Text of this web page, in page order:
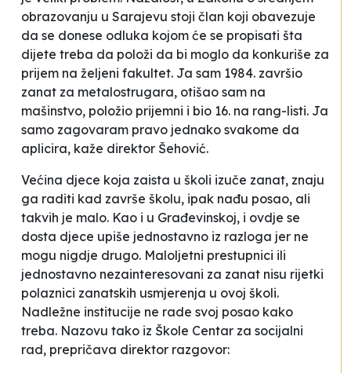
obrazovanju u Sarajevu stoji član koji obavezuje
da se donese odluka kojom će se propisati šta
dijete treba da položi da bi moglo da konkuriše za
prijem na željeni fakultet. Ja sam 1984. završio
zanat za metalostrugara, otišao sam na
mašinstvo, položio prijemni i bio 16. na rang-listi. Ja
samo zagovaram pravo jednako svakome da
aplicira, kaže direktor Šehović.
Većina djece koja zaista u školi izuče zanat, znaju
ga raditi kad završe školu, ipak nađu posao, ali
takvih je malo. Kao i u Građevinskoj, i ovdje se
dosta djece upiše jednostavno iz razloga jer ne
mogu nigdje drugo. Maloljetni prestupnici ili
jednostavno nezainteresovani za zanat nisu rijetki
polaznici zanatskih usmjerenja u ovoj školi.
Nadležne institucije ne rade svoj posao kako
treba. Nazovu tako iz Škole Centar za socijalni
rad, prepričava direktor razgovor: